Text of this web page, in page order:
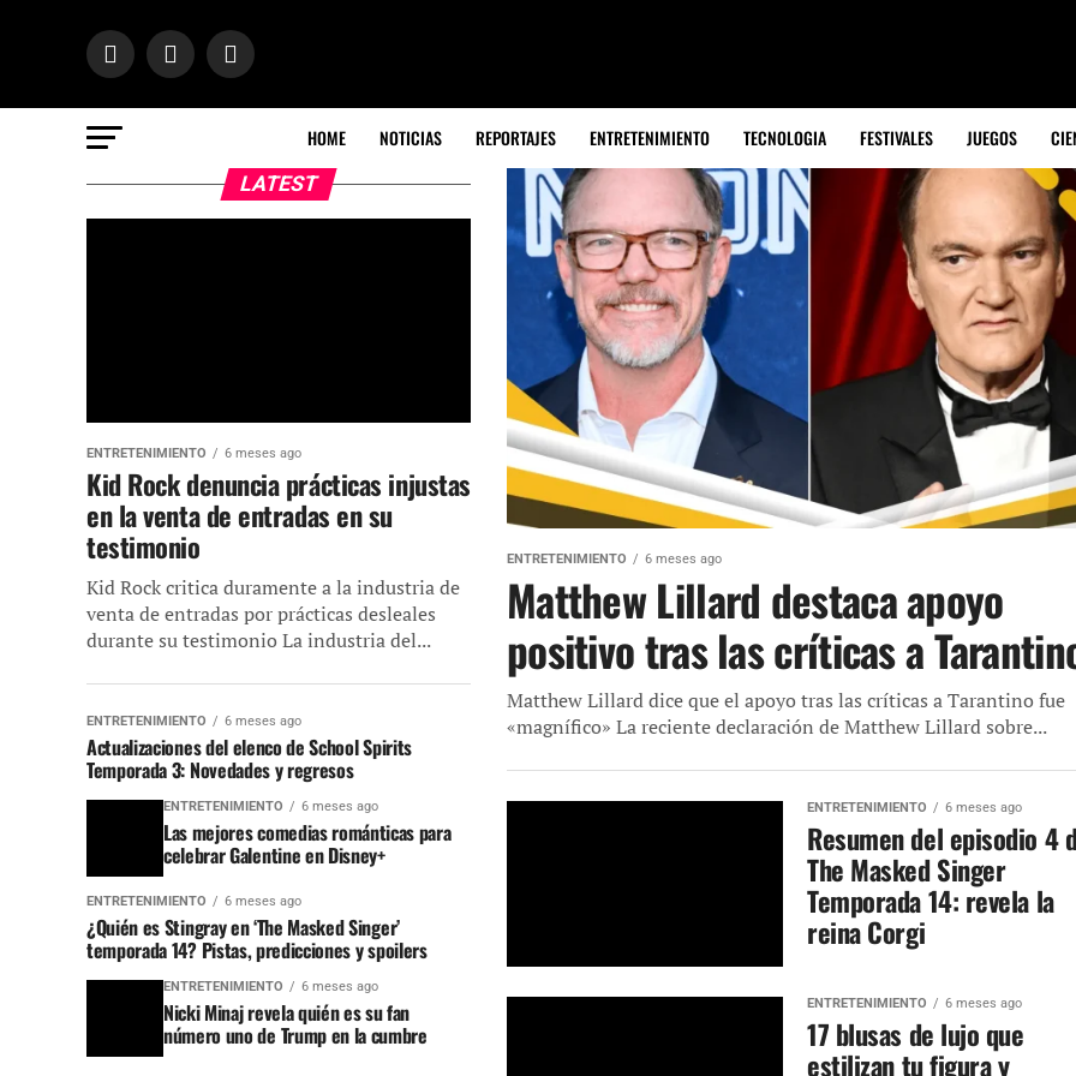
HOME NOTICIAS REPORTAJES ENTRETENIMIENTO TECNOLOGIA FESTIVALES JUEGOS
ENTRETENIMIENTO 6 meses ago
Matthew Lillard destaca apoyo
positivo tras las críticas a
Matthew Lillard dice que el apoyo tras las críticas a Tarantino fue
«magnífico» La reciente declaración de Matthew Lillard sobre...
ENTRETENIMIENTO 6 meses ago
Resumen del episodio 4
The Masked Singer
Temporada 14: revela la
reina Corgi
ENTRETENIMIENTO 6 meses ago
17 blusas de lujo que
estilizan tu figura y
LATEST
ENTRETENIMIENTO 6 meses ago
Kid Rock denuncia prácticas injustas
en la venta de entradas en su
testimonio
Kid Rock critica duramente a la industria de
venta de entradas por prácticas desleales
durante su testimonio La industria del...
ENTRETENIMIENTO 6 meses ago
Actualizaciones del elenco de School Spirits
Temporada 3: Novedades y regresos
ENTRETENIMIENTO 6 meses ago
Las mejores comedias románticas para
celebrar Galentine en Disney+
ENTRETENIMIENTO 6 meses ago
¿Quién es Stingray en ‘The Masked Singer’
temporada 14? Pistas, predicciones y spoilers
ENTRETENIMIENTO 6 meses ago
Nicki Minaj revela quién es su fan
número uno de Trump en la cumbre